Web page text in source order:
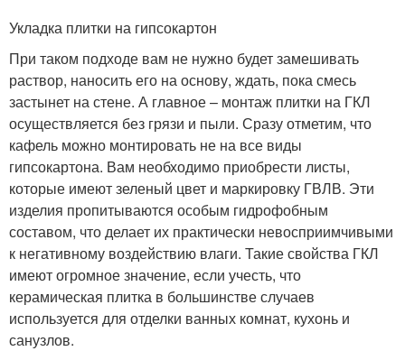
Укладка плитки на гипсокартон
При таком подходе вам не нужно будет замешивать
раствор, наносить его на основу, ждать, пока смесь
застынет на стене. А главное – монтаж плитки на ГКЛ
осуществляется без грязи и пыли. Сразу отметим, что
кафель можно монтировать не на все виды
гипсокартона. Вам необходимо приобрести листы,
которые имеют зеленый цвет и маркировку ГВЛВ. Эти
изделия пропитываются особым гидрофобным
составом, что делает их практически невосприимчивыми
к негативному воздействию влаги. Такие свойства ГКЛ
имеют огромное значение, если учесть, что
керамическая плитка в большинстве случаев
используется для отделки ванных комнат, кухонь и
санузлов.